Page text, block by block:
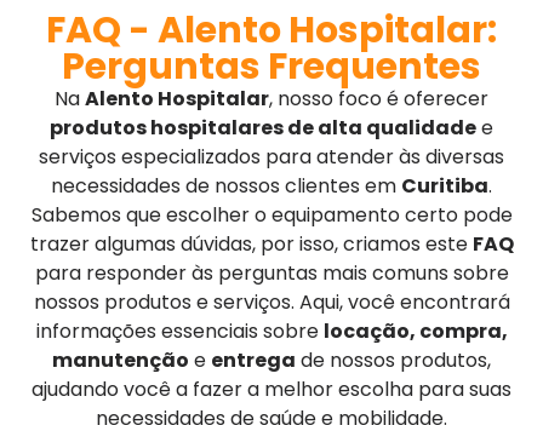
FAQ - Alento Hospitalar:
Perguntas Frequentes
NaAlento Hospitalar, nosso foco é oferecer
produtos hospitalares de alta qualidadee
serviços especializados para atender às diversas
necessidades de nossos clientes em Curitiba.
Sabemos que escolher o equipamento certo pode
trazer algumas dúvidas, por isso, criamos este FAQ
para responder às perguntas mais comuns sobre
nossos produtos e serviços. Aqui, você encontrará
informações essenciais sobre locação, compra,
manutenção e entrega de nossos produtos,
ajudando você a fazer a melhor escolha para suas
necessidades de saúde e mobilidade.